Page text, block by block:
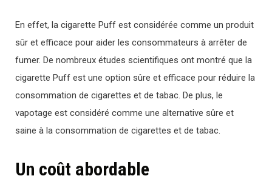
En effet, la cigarette Puff est considérée comme un produit
sûr et efficace pour aider les consommateurs à arrêter de
fumer. De nombreux études scientifiques ont montré que la
cigarette Puff est une option sûre et efficace pour réduire la
consommation de cigarettes et de tabac. De plus, le
vapotage est considéré comme une alternative sûre et
saine à la consommation de cigarettes et de tabac.
Un coût abordable